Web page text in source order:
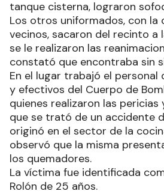
tanque cisterna, lograron
Los otros uniformados, con la
vecinos, sacaron del recinto a
se le realizaron las
constató que encontraba sin
En el lugar trabajó el personal
y efectivos del Cuerpo de
quienes realizaron las
que se trató de un accidente
originó en el sector de la
observó que la misma
los quemadores.
La víctima fue identificada
Rolón de 25 años.